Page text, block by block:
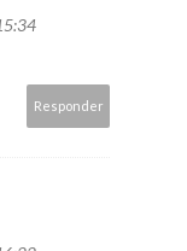
Responder